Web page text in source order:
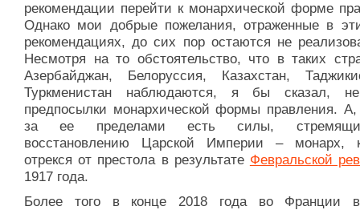
рекомендации перейти к монархической форме
Однако мои добрые пожелания, отраженные в
рекомендациях, до сих пор остаются не
Несмотря на то обстоятельство, что в таких
Азербайджан, Белоруссия, Казахстан,
Туркменистан наблюдаются, я бы сказал,
предпосылки монархической формы правления.
за ее пределами есть силы,
восстановлению Царской Империи – монарх,
отрекся от престола в результате Февральской
1917 года.
Более того в конце 2018 года во Франции